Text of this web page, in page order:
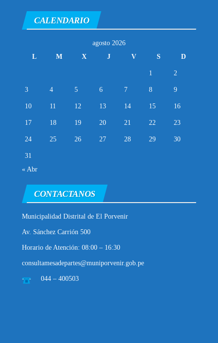
CALENDARIO
agosto 2026
L
M X J V S D
1 2
3 4 5 6 7 8 9
10 11 12 13 14 15 16
17 18 19 20 21 22 23
24 25 26 27 28 29 30
31
« Abr
CONTACTANOS
Municipalidad Distrital de El Porvenir
Av. Sánchez Carrión 500
Horario de Atención: 08:00 – 16:30
consultamesadepartes@muniporvenir.gob.pe
044 – 400503